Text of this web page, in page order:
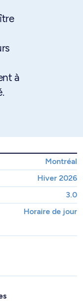
à
Montréal
Hiver 2026
3.0
Horaire de jour